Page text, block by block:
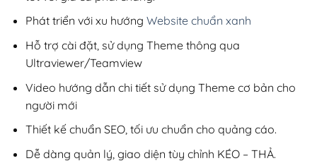
Phát triển với xu hướng Website chuẩn xanh
Hỗ trợ cài đặt, sử dụng Theme thông qua
Ultraviewer/Teamview
Video hướng dẫn chi tiết sử dụng Theme cơ bản cho
người mới
Thiết kế chuẩn SEO, tối ưu chuẩn cho quảng cáo.
Dễ dàng quản lý, giao diện tùy chỉnh KÉO – THẢ.